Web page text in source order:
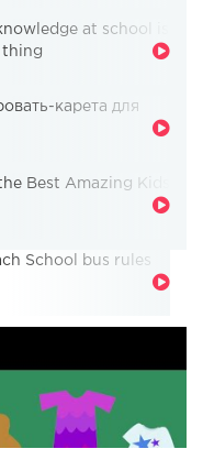
at school is
карета для
Best Amazing Kids
School bus rules